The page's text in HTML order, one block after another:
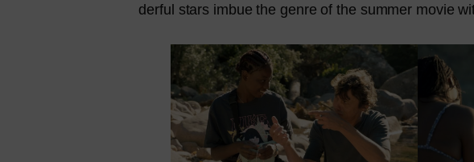
derful stars imbue the gen­re of the sum­mer movie